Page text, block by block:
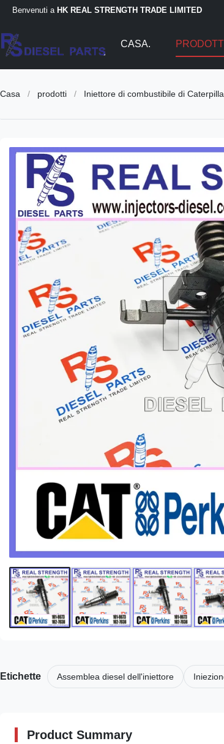
Benvenuti a HK REAL STRENGTH TRADE LIMITED
CASA. PRODOTTI
Casa / prodotti / Iniettore di combustibile di
Etichette Assemblea diesel dell'iniettore
Product Summary